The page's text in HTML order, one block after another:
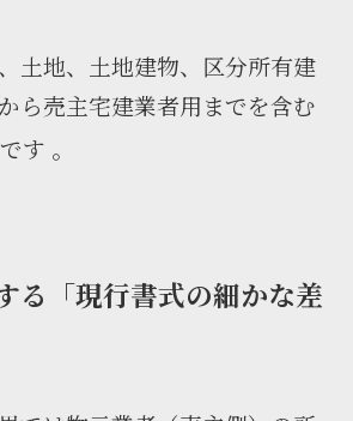
土地、土地建物、区分所有建
ら売主宅建業者用までを含む
す 。
る「現行書式の細かな差